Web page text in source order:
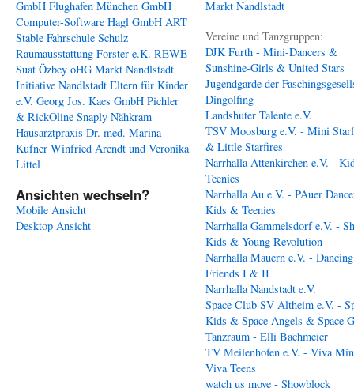
GmbH Flughafen München GmbH
Computer-Software Hagl GmbH ART
Stable Fahrschule Schulz
Raumausstattung Forster e.K. REWE
Suat Özbey oHG Markt Nandlstadt
Initiative Nandlstadt Eltern für Kinder
e.V. Georg Jos. Kaes GmbH Pichler
& RickOline Snaply Nähkram
Hausarztpraxis Dr. med. Marina
Kufner Winfried Arendt und Veronika
Littel
Ansichten wechseln?
Mobile Ansicht
Desktop Ansicht
Markt Nandlstadt
Vereine und Tanzgruppen:
DJK Furth - Mini-Dancers &
Sunshine-Girls & United Stars
Jugendgarde der
Dingolfing
Landshuter Talente e.V.
TSV Moosburg e.V. - Mini
& Little Starfires
Narrhalla Attenkirchen e.V. -
Teenies
Narrhalla Au e.V. - PAuer
Kids & Teenies
Narrhalla Gammelsdorf e.V. -
Kids & Young Revolution
Narrhalla Mauern e.V. - Dancing
Friends I & II
Narrhalla Nandstadt e.V.
Space Club SV Altheim e.V. -
Kids & Space Angels & Space
Tanzraum - Elli Bachmeier
TV Meilenhofen e.V. - Viva
Viva Teens
watch us move - Showblock